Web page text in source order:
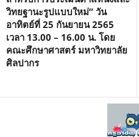
วิทยฐานะรูปแบบใหม่” วัน
อาทิตย์ที่ 25 กันยายน 2565
เวลา 13.00 – 16.00 น. โดย
คณะศึกษาศาสตร์ มหาวิทยาลัย
ศิลปากร